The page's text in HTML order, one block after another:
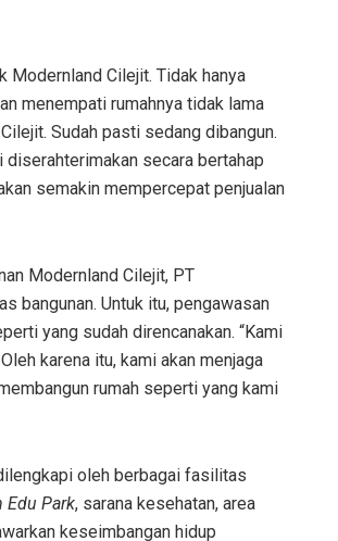
Modernland Cilejit. Tidak hanya
menempati rumahnya tidak lama
Sudah pasti sedang dibangun.
secara bertahap
semakin mempercepat penjualan
Modernland Cilejit, PT
bangunan. Untuk itu, pengawasan
yang sudah direncanakan. “Kami
karena itu, kami akan menjaga
rumah seperti yang kami
oleh berbagai fasilitas
Edu Park, sarana kesehatan, area
keseimbangan hidup